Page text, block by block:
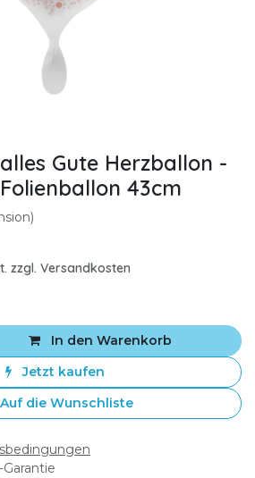
Gute Herzballon -
43cm
zzgl. Versandkosten
In den Warenkorb
Jetzt kaufen
Auf die Wunschliste